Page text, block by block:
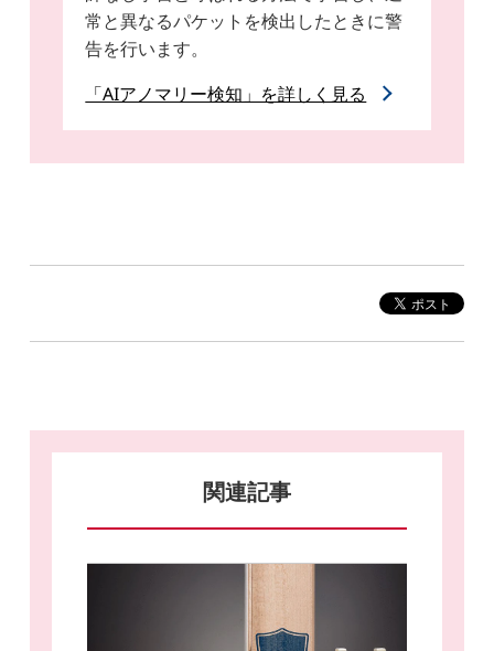
常と異なるパケットを検出したときに警
告を行います。
「AIアノマリー検知」を詳しく見る
関連記事